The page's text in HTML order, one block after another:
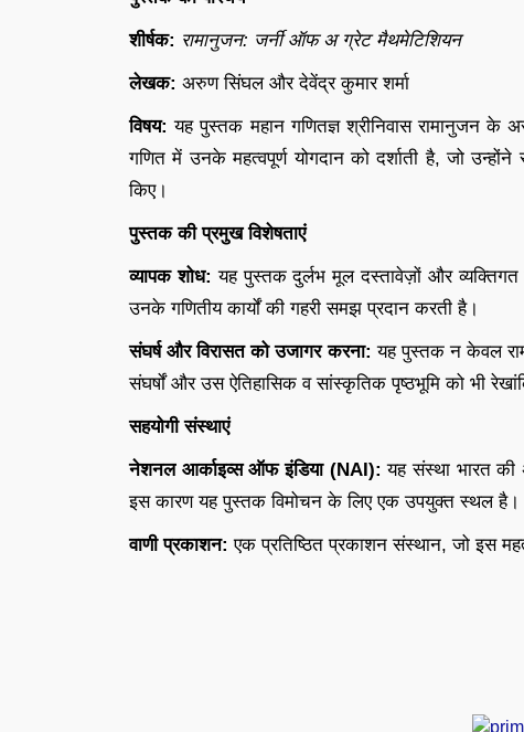
शीर्षक: रामानुजन: जर्नी ऑफ अ ग्रेट मैथमेटिशियन
लेखक: अरुण सिंघल और देवेंद्र कुमार शर्मा
विषय: यह पुस्तक महान गणितज्ञ श्रीनिवास रामानुजन के
गणित में उनके महत्वपूर्ण योगदान को दर्शाती है, जो
किए।
पुस्तक की प्रमुख विशेषताएं
व्यापक शोध: यह पुस्तक दुर्लभ मूल दस्तावेज़ों और
उनके गणितीय कार्यों की गहरी समझ प्रदान करती है।
संघर्ष और विरासत को उजागर करना: यह पुस्तक न केवल
संघर्षों और उस ऐतिहासिक व सांस्कृतिक पृष्ठभूमि को भी
सहयोगी संस्थाएं
नेशनल आर्काइव्स ऑफ इंडिया (NAI): यह संस्था भारत की
इस कारण यह पुस्तक विमोचन के लिए एक उपयुक्त स्थल है।
वाणी प्रकाशन: एक प्रतिष्ठित प्रकाशन संस्थान, जो इस